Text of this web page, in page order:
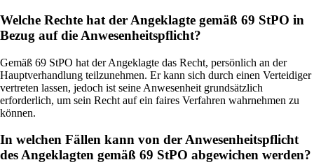
Welche Rechte hat der Angeklagte gemäß 69 StPO in
Bezug auf die Anwesenheitspflicht?
Gemäß 69 StPO hat der Angeklagte das Recht, persönlich an der
Hauptverhandlung teilzunehmen. Er kann sich durch einen Verteidiger
vertreten lassen, jedoch ist seine Anwesenheit grundsätzlich
erforderlich, um sein Recht auf ein faires Verfahren wahrnehmen zu
können.
In welchen Fällen kann von der Anwesenheitspflicht
des Angeklagten gemäß 69 StPO abgewichen werden?